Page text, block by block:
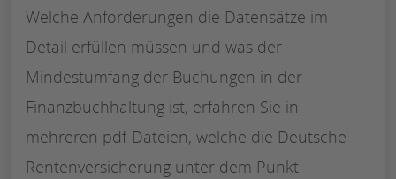
Welche Anforderungen die Datensätze im
Detail erfüllen müssen und was der
Mindestumfang der Buchungen in der
Finanzbuchhaltung ist, erfahren Sie in
mehreren pdf-Dateien, welche die Deutsche
Rentenversicherung unter dem Punkt